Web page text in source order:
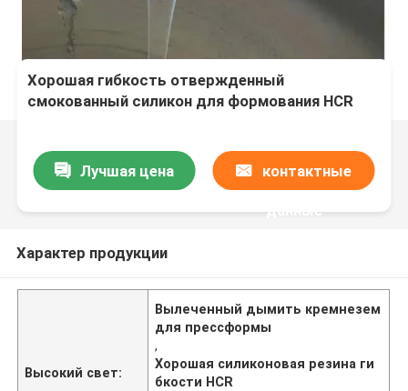
Хорошая гибкость отвержденный
смокованный силикон для формования HCR
Лучшая цена контактные
данные
Характер продукции
Высокий свет:
Вылеченный дымить кремнезем
для прессформы
,
Хорошая силиконовая резина ги
бкости HCR